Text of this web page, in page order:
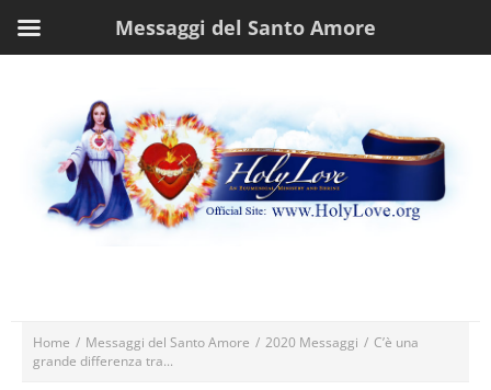
Home / Messaggi del Santo Amore / 2020 Messaggi / C’è una
grande differenza tra...
Messaggi del Santo Amore